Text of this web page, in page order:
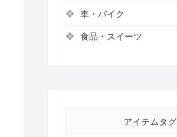
車・バイク
食品・スイーツ
アイテムタグ